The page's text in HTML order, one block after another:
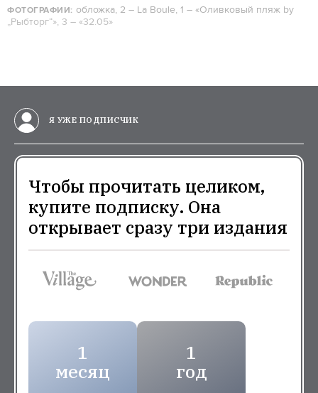
ФОТОГРАФИИ: обложка, 2 – La Boule, 1 – «Оливковый пляж by
„Рыбторг“», 3 – «32.05»
Я УЖЕ ПОДПИСЧИК
Чтобы прочитать целиком,
купите подписку. Она
открывает сразу три издания
1
месяц
1
год